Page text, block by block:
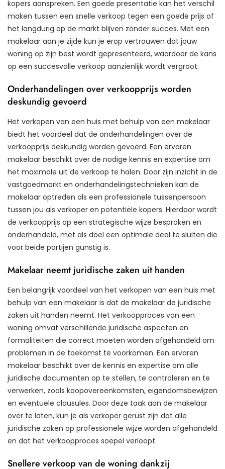
kopers aanspreken. Een goede presentatie kan het verschil
maken tussen een snelle verkoop tegen een goede prijs of
het langdurig op de markt blijven zonder succes. Met een
makelaar aan je zijde kun je erop vertrouwen dat jouw
woning op zijn best wordt gepresenteerd, waardoor de kans
op een succesvolle verkoop aanzienlijk wordt vergroot.
Onderhandelingen over verkoopprijs worden
deskundig gevoerd
Het verkopen van een huis met behulp van een makelaar
biedt het voordeel dat de onderhandelingen over de
verkoopprijs deskundig worden gevoerd. Een ervaren
makelaar beschikt over de nodige kennis en expertise om
het maximale uit de verkoop te halen. Door zijn inzicht in de
vastgoedmarkt en onderhandelingstechnieken kan de
makelaar optreden als een professionele tussenpersoon
tussen jou als verkoper en potentiële kopers. Hierdoor wordt
de verkoopprijs op een strategische wijze besproken en
onderhandeld, met als doel een optimale deal te sluiten die
voor beide partijen gunstig is.
Makelaar neemt juridische zaken uit handen
Een belangrijk voordeel van het verkopen van een huis met
behulp van een makelaar is dat de makelaar de juridische
zaken uit handen neemt. Het verkoopproces van een
woning omvat verschillende juridische aspecten en
formaliteiten die correct moeten worden afgehandeld om
problemen in de toekomst te voorkomen. Een ervaren
makelaar beschikt over de kennis en expertise om alle
juridische documenten op te stellen, te controleren en te
verwerken, zoals koopovereenkomsten, eigendomsbewijzen
en eventuele clausules. Door deze taak aan de makelaar
over te laten, kun je als verkoper gerust zijn dat alle
juridische zaken op professionele wijze worden afgehandeld
en dat het verkoopproces soepel verloopt.
Snellere verkoop van de woning dankzij